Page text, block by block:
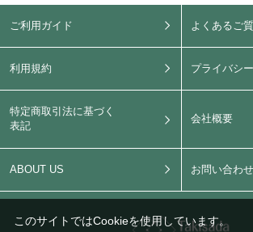
ご利用ガイド よくあるご
利用規約 プライバシ
特定商取引法に基づく
表記
会社概要
ABOUT US お問い合わせ
このサイトではCookieを使用しています。